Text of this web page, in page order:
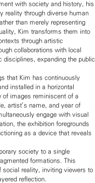
with society and history, his
reality through diverse human
than merely representing
Kim transforms them into
through artistic
collaborations with local
expanding the public
that Kim has continuously
installed in a horizontal
of images reminiscent of a
artist’s name, and year of
engage with visual
the exhibition foregrounds
as a device that reveals
society to a single
formations. This
social reality, inviting viewers to
reflection.